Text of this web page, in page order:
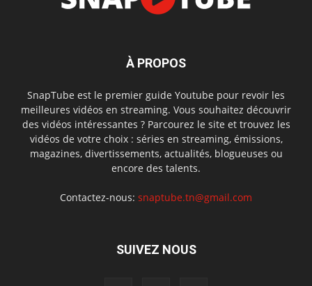
À PROPOS
SnapTube est le premier guide Youtube pour revoir les
meilleures vidéos en streaming. Vous souhaitez découvrir
des vidéos intéressantes ? Parcourez le site et trouvez les
vidéos de votre choix : séries en streaming, émissions,
magazines, divertissements, actualités, blogueuses ou
encore des talents.
Contactez-nous: snaptube.tn@gmail.com
SUIVEZ NOUS